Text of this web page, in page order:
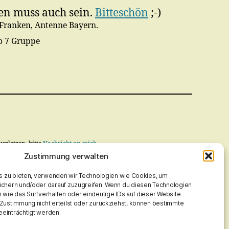
Zustimmung verwalten
zu bieten, verwenden wir Technologien wie Cookies, um
und/oder darauf zuzugreifen. Wenn du diesen Technologien
wie das Surfverhalten oder eindeutige IDs auf dieser Website
nicht erteilst oder zurückziehst, können bestimmte
werden.
muss auch sein. Bitteschön ;-)
Antenne Bayern.
7 Gruppe
bitteNachricht an mich.
ist, behoben! Keine Rechtsmittel, kostenpfl. Abmahnungen,
oder unberechtigt, ich entferne das Beanstandete vorerst.